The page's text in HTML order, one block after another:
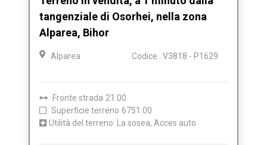
tangenziale di Osorhei, nella zona
Alparea, Bihor
Alparea Codice : V3818 - P1629
Fronte strada 21.00
Superficie terreno 6751.00
Utilità del terreno: La sosea, Acces auto